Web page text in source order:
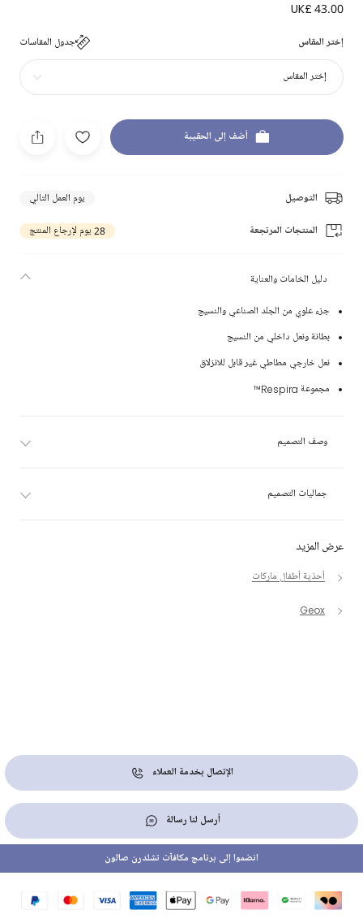
UK£ 43.00
إختر المقاس جدول المقاسات
إختر المقاس
أضف إلى الحقيبة
التوصيل يوم العمل التالي
المنتجات المرتجعة 28 يوم لإرجاع المنتج
عرض المزيد
أحذية أطفال ماركات
Geox
دليل الخامات والعناية
جزء علوي من الجلد الصناعي والنسيج
بطانة ونعل داخلي من النسيج
نعل خارجي مطاطي غير قابل للانزلاق
مجموعة Respira™
وصف التصميم
جماليات التصميم
الإتصال بخدمة العملاء
أرسل لنا رسالة
انضموا إلى برنامج مكافآت تشلدرن صالون